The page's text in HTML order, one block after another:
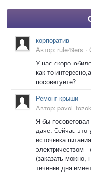
корпоратив
Автор: rule49ers ·
У нас скоро
как то
посоветуете?
Ремонт крыши
Автор:
Я бы
даче. Сейчас это
источника
электричеством -
(заказать можно,
течении дня